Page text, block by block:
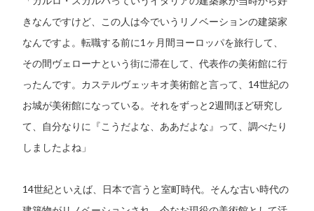
きなんですけど、この人は今でいうリノベーションの建築家
なんですよ。転職する前に1ヶ月間ヨーロッパを旅行して、
その間ヴェローナという街に滞在して、代表作の美術館に行
ったんです。カステルヴェッキオ美術館と言って、14世紀の
お城が美術館になっている。それをずっと2週間ほど研究し
て、自分なりに『こうだよな、ああだよな』って、調べたり
しましたよね」
14世紀といえば、日本で言うと室町時代。そんな古い時代の